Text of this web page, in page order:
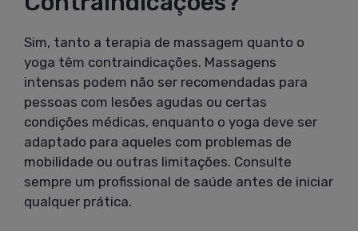
Sim, tanto a terapia de massagem quanto o
yoga têm contraindicações. Massagens
intensas podem não ser recomendadas para
pessoas com lesões agudas ou certas
condições médicas, enquanto o yoga deve ser
adaptado para aqueles com problemas de
mobilidade ou outras limitações. Consulte
sempre um profissional de saúde antes de iniciar
qualquer prática.